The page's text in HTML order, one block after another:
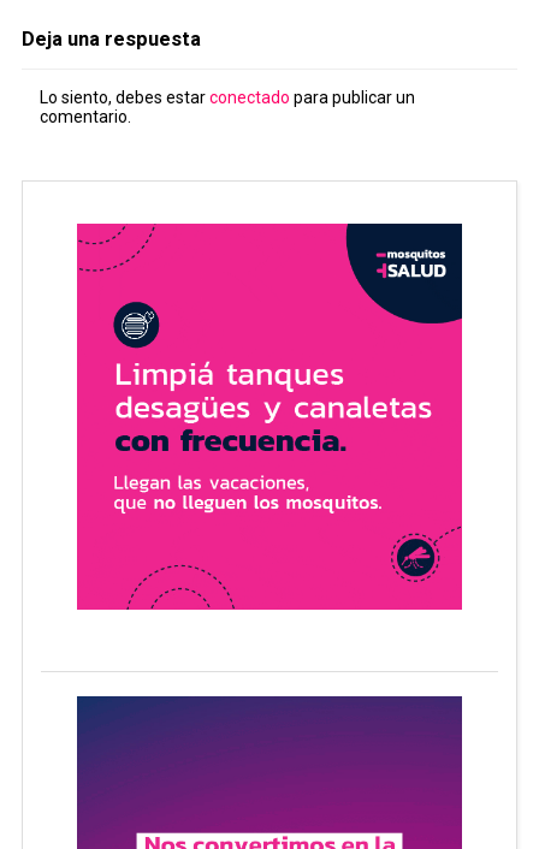
Deja una respuesta
Lo siento, debes estarconectado para publicar un
comentario.